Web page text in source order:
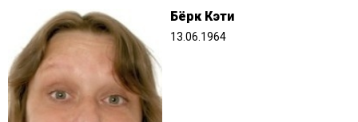
Бёрк Кэти
13.06.1964